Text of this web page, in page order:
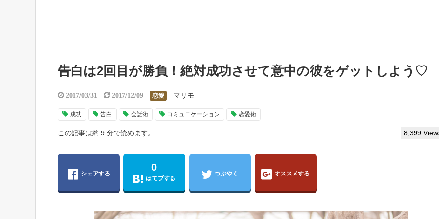
告白は2回目が勝負！絶対成功させて意中の彼をゲットしよう♡
2017/03/31 2017/12/09 恋愛 マリモ
成功 告白 会話術 コミュニケーション 恋愛術
この記事は約 9 分で読めます。 8,399
シェアする
0
はてブする
つぶやく オススメする